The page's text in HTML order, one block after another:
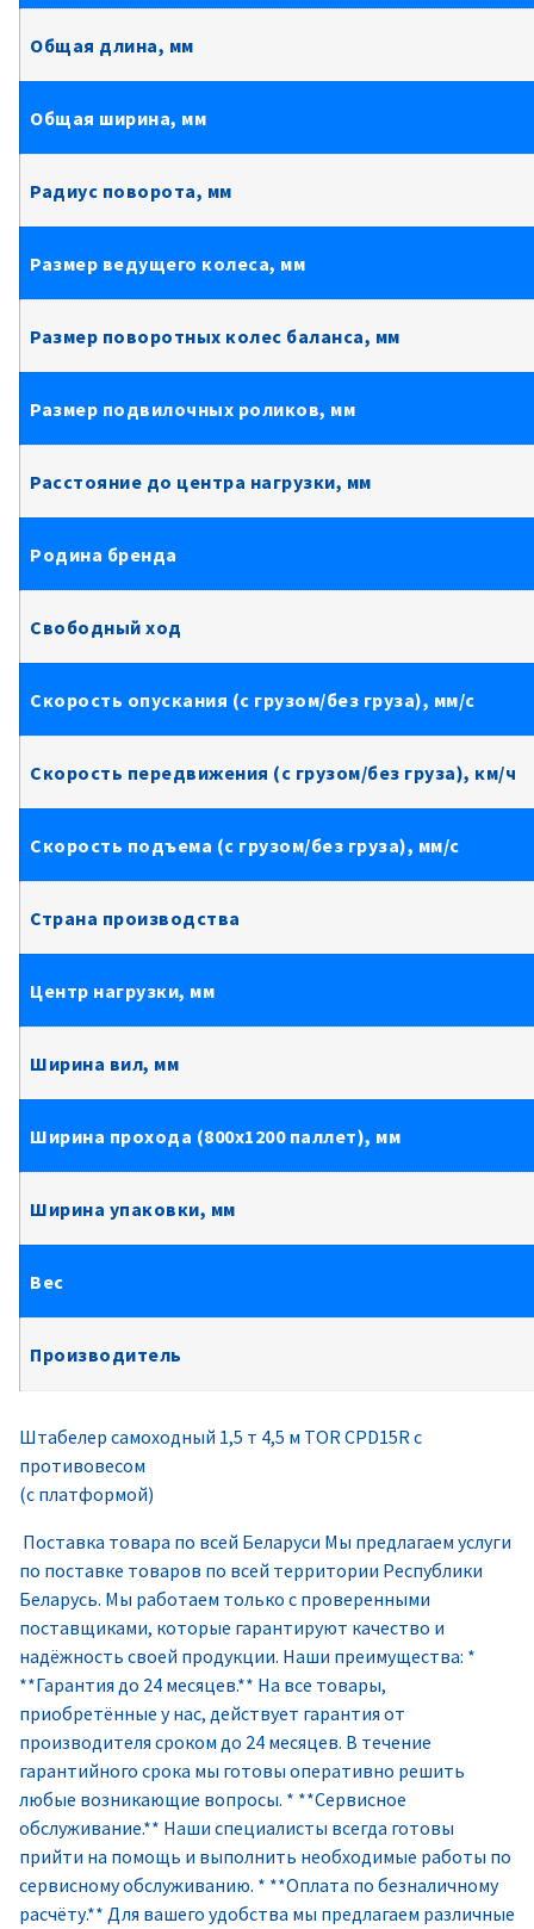
Общая длина, мм
Общая ширина, мм
Радиус поворота, мм
Размер ведущего колеса, мм
Размер поворотных колес баланса, мм
Размер подвилочных роликов, мм
Расстояние до центра нагрузки, мм
Родина бренда
Свободный ход
Скорость опускания (с грузом/без груза), мм/с
Скорость передвижения (с грузом/без груза), км/ч
Скорость подъема (с грузом/без груза), мм/с
Страна производства
Центр нагрузки, мм
Ширина вил, мм
Ширина прохода (800х1200 паллет), мм
Ширина упаковки, мм
Вес
Производитель
Штабелер самоходный 1,5 т 4,5 м TOR CPD15R с
противовесом
(с платформой)
Поставка товара по всей Беларуси Мы предлагаем услуги
по поставке товаров по всей территории Республики
Беларусь. Мы работаем только с проверенными
поставщиками, которые гарантируют качество и
надёжность своей продукции. Наши преимущества: *
**Гарантия до 24 месяцев.** На все товары,
приобретённые у нас, действует гарантия от
производителя сроком до 24 месяцев. В течение
гарантийного срока мы готовы оперативно решить
любые возникающие вопросы. * **Сервисное
обслуживание.** Наши специалисты всегда готовы
прийти на помощь и выполнить необходимые работы по
сервисному обслуживанию. * **Оплата по безналичному
расчёту.** Для вашего удобства мы предлагаем различные